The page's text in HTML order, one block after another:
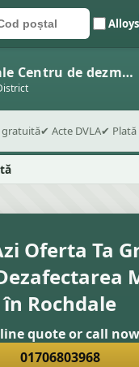
Număr de
Cod poștal Alloys
Trimite formularul
Rochdale Centru de dezmembrări auto
gratuită✔ Acte DVLA✔
Oferta Ta
în Rochdale
quote or call now
01706803968